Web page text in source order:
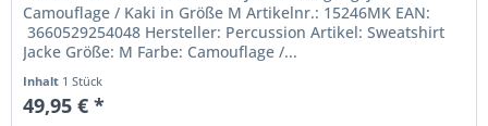
Camouflage / Kaki in Größe M Artikelnr.: 15246MK EAN:
3660529254048 Hersteller: Percussion Artikel: Sweatshirt
Jacke Größe: M Farbe: Camouflage /...
Inhalt 1 Stück
49,95 € *